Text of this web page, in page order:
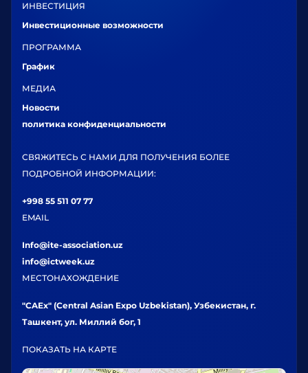
ИНВЕСТИЦИЯ
Инвестиционные возможности
ПРОГРАММА
График
МЕДИА
Новости
политика конфиденциальности
СВЯЖИТЕСЬ С НАМИ ДЛЯ ПОЛУЧЕНИЯ БОЛЕЕ
ПОДРОБНОЙ ИНФОРМАЦИИ:
+998 55 511 07 77
EMAIL
Info@ite-association.uz
info@ictweek.uz
МЕСТОНАХОЖДЕНИЕ
"CAEx" (Central Asian Expo Uzbekistan), Узбекистан, г.
Ташкент, ул. Миллий бог, 1
ПОКАЗАТЬ НА КАРТЕ